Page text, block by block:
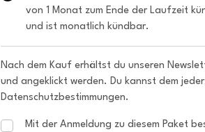
von 1 Monat zum Ende der Laufzeit
und ist monatlich kündbar.
Nach dem Kauf erhältst du unseren
und angeklickt werden. Du kannst dem
Datenschutzbestimmungen.
Mit der Anmeldung zu diesem Paket